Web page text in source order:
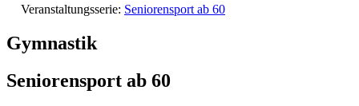
Veranstaltungsserie: Seniorensport ab 60
Gymnastik
Seniorensport ab 60